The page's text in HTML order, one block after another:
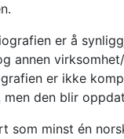
er å
annen
er ikke
den blir
som minst én